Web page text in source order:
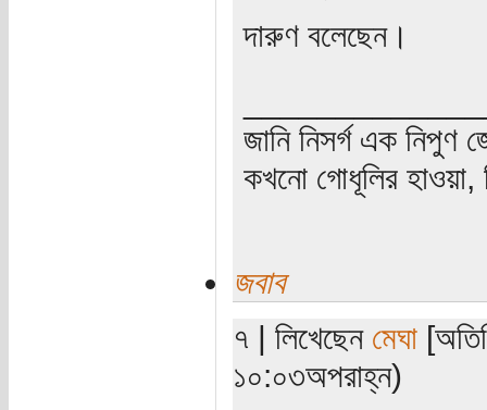
দারুণ বলেছেন।
জানি নিসর্গ এক নিপুণ
কখনো গোধূলির হাওয়া,
জবাব
৭ | লিখেছেন মেঘা
১০:০৩অপরাহ্ন)